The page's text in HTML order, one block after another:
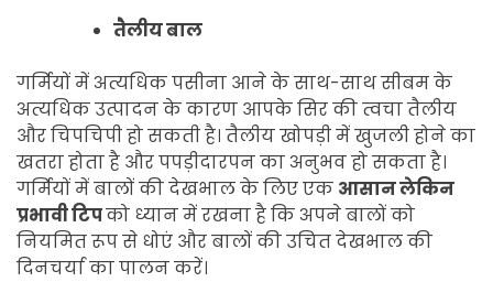
तैलीय बाल
गर्मियों में अत्यधिक पसीना आने के साथ-साथ सीबम के
अत्यधिक उत्पादन के कारण आपके सिर की त्वचा तैलीय
और चिपचिपी हो सकती है। तैलीय खोपड़ी में खुजली होने का
खतरा होता है और पपड़ीदारपन का अनुभव हो सकता है।
गर्मियों में बालों की देखभाल के लिए एक आसान लेकिन
प्रभावी टिपको ध्यान में रखना है कि अपने बालों को
नियमित रूप से धोएं और बालों की उचित देखभाल की
दिनचर्या का पालन करें।